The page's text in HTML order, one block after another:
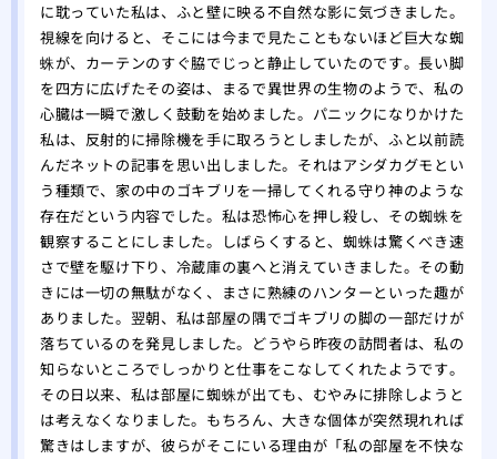
自
き
あ
の
に耽っていた私は、ふと壁に映る不自然な影に気づきました。
視線を向けると、そこには今まで見たこともないほど巨大な蜘
蛛が、カーテンのすぐ脇でじっと静止していたのです。長い脚
を四方に広げたその姿は、まるで異世界の生物のようで、私の
心臓は一瞬で激しく鼓動を始めました。パニックになりかけた
私は、反射的に掃除機を手に取ろうとしましたが、ふと以前読
んだネットの記事を思い出しました。それはアシダカグモとい
う種類で、家の中のゴキブリを一掃してくれる守り神のような
存在だという内容でした。私は恐怖心を押し殺し、その蜘蛛を
観察することにしました。しばらくすると、蜘蛛は驚くべき速
さで壁を駆け下り、冷蔵庫の裏へと消えていきました。その動
きには一切の無駄がなく、まさに熟練のハンターといった趣が
ありました。翌朝、私は部屋の隅でゴキブリの脚の一部だけが
落ちているのを発見しました。どうやら昨夜の訪問者は、私の
知らないところでしっかりと仕事をこなしてくれたようです。
その日以来、私は部屋に蜘蛛が出ても、むやみに排除しようと
は考えなくなりました。もちろん、大きな個体が突然現れれば
驚きはしますが、彼らがそこにいる理由が「私の部屋を不快な